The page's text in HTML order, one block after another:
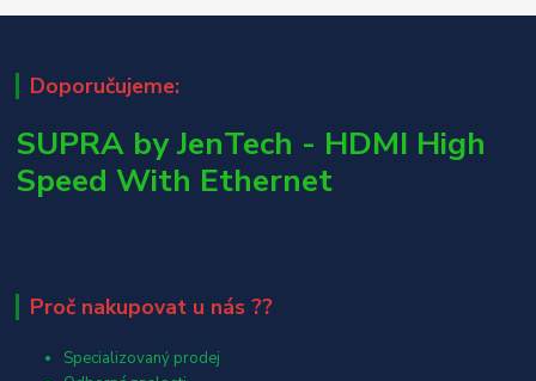
Doporučujeme:
SUPRA by JenTech - HDMI High
Speed With Ethernet
Proč nakupovat u nás ??
Specializovaný prodej